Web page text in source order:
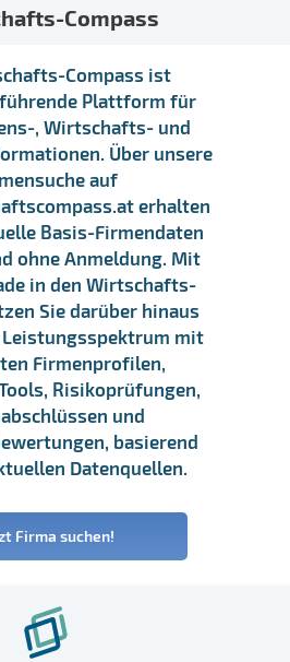
Compass
Compass ist
Plattform für
, Wirtschafts- und
Über unsere
auf
erhalten
Basis-Firmendaten
ohne Anmeldung. Mit
in den Wirtschafts-
Sie darüber hinaus
Leistungsspektrum mit
Firmenprofilen,
Risikoprüfungen,
und
basierend
Datenquellen.
Firma suchen!